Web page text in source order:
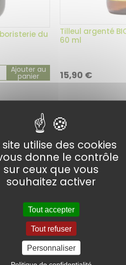
du
Ajouter au
panier
Tilleul argenté
60 ml
15,90 €
– Plante
Dr.
site utilise des cookies
donne le contrôle
sur ceux que vous
souhaitez activer
Tout accepter
Tout refuser
Personnaliser